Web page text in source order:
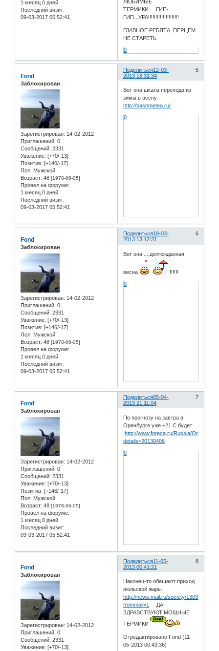
1 месяц 0 дней
Последний визит:
09-03-2017 05:52:41
ЛЮБИМЫЕ
ТЕРМИКИ.....ГИП-
ГИП...УРА!!!!!!!!!!!!!!!!!!!!!
ГЛАВНОЕ РЕБЯТА, ПЕРЦЕМ
НЕ СТАРЕТЬ
0
Поделиться 5
12-03-
2013 18:31:34
Fond
Заблокирован
Зарегистрирован: 14-02-2012
Приглашений: 0
Сообщений: 2331
Уважение: [+70/-13]
Позитив: [+146/-17]
Пол: Мужской
Возраст: 48 [1978-06-05]
Провел на форуме:
1 месяц 0 дней
Последний визит:
09-03-2017 05:52:41
Вот она шкала перехода из
зимы в весну
http://bashmeteo.ru/
0
Поделиться 6
18-03-
2013 13:12:31
Fond
Заблокирован
Зарегистрирован: 14-02-2012
Приглашений: 0
Сообщений: 2331
Уважение: [+70/-13]
Позитив: [+146/-17]
Пол: Мужской
Возраст: 48 [1978-06-05]
Провел на форуме:
1 месяц 0 дней
Последний визит:
09-03-2017 05:52:41
Вот она ....долгожданная
весна
!!!!!!
0
Поделиться 7
05-04-
2013 21:11:04
Fond
Заблокирован
Зарегистрирован: 14-02-2012
Приглашений: 0
Сообщений: 2331
Уважение: [+70/-13]
Позитив: [+146/-17]
Пол: Мужской
Возраст: 48 [1978-06-05]
Провел на форуме:
1 месяц 0 дней
Последний визит:
09-03-2017 05:52:41
По прогнозу на завтра в
Оренбурге уже +21 С будет
http://www.foreca.ru/Russia/Orenburg?
details=20130406
0
Поделиться 8
11-05-
2013 00:41:21
Fond
Заблокирован
Зарегистрирован: 14-02-2012
Приглашений: 0
Сообщений: 2331
Уважение: [+70/-13]
Наконец-то обещают приход
июльской жары
http://news.mail.ru/society/13037489/?
frommail=1
ДА
ЗДРАВСТВУЮТ МОЩНЫЕ
ТЕРМИКИ
Отредактировано Fond (11-
05-2013 00:43:36)